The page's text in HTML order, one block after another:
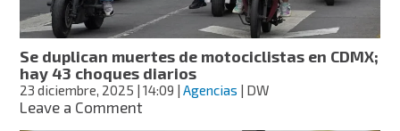
un
auto
en
Iztapalapa
Se duplican muertes de motociclistas en CDMX;
hay 43 choques diarios
23 diciembre, 2025 | 14:09 |Agencias | DW
Leave a Commenton